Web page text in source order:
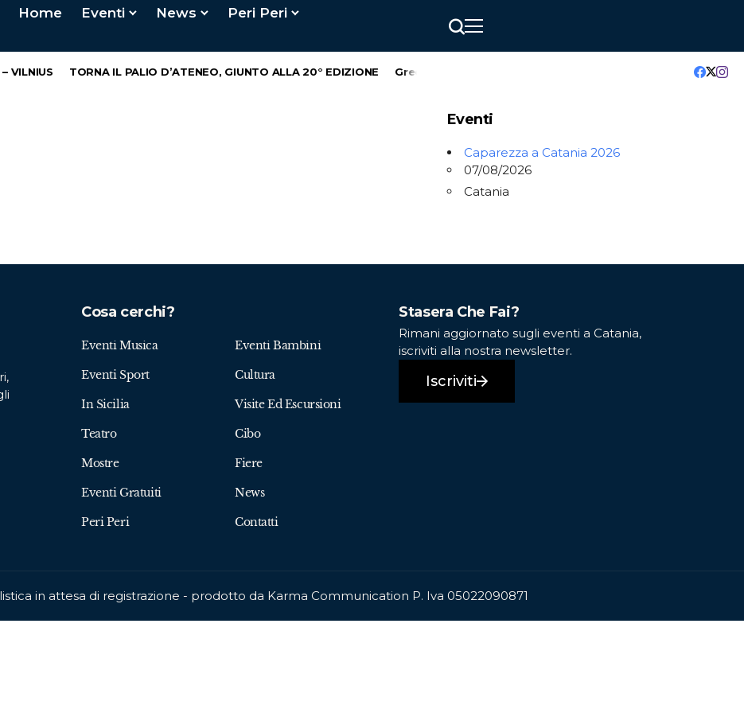
Home Eventi News Peri Peri
TORNA IL PALIO D’ATENEO, GIUNTO ALLA 20° EDIZIONE GreenMindAI Catania: l’hackathon che accende il futuro della
Eventi
Caparezza a Catania 2026
07/08/2026
Catania
Cosa cerchi?
Eventi Musica Eventi Bambini
Eventi Sport Cultura
In Sicilia Visite Ed Escursioni
Teatro Cibo
Mostre Fiere
Eventi Gratuiti News
Peri Peri Contatti
Stasera Che Fai?
Rimani aggiornato sugli eventi a Catania,
iscriviti alla nostra newsletter.
Iscriviti
in attesa di registrazione - prodotto da Karma Communication P. Iva 05022090871